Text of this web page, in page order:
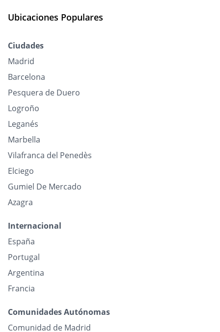
Ubicaciones Populares
Ciudades
Madrid
Barcelona
Pesquera de Duero
Logroño
Leganés
Marbella
Vilafranca del Penedès
Elciego
Gumiel De Mercado
Azagra
Internacional
España
Portugal
Argentina
Francia
Comunidades Autónomas
Comunidad de Madrid